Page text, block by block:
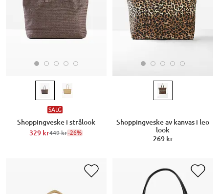
SALG
Shoppingveske i strålook
329 kr449 kr-26%
Shoppingveske av kanvas i leo
look
269 kr